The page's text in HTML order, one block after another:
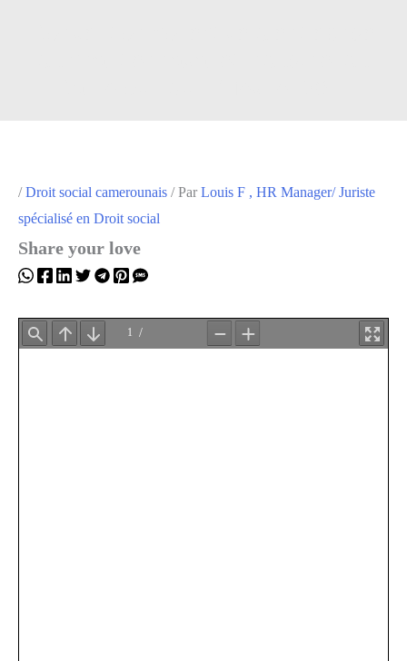
/Droit social camerounais / Par Louis F , HR Manager/ Juriste
spécialisé en Droit social
Share your love